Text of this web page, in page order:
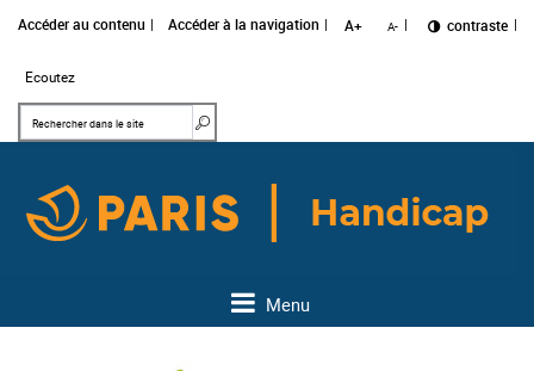
Accéder au contenu Accéder à la navigation A+ A- Changer le
contraste
Ecoutez
Mots clés
Menu